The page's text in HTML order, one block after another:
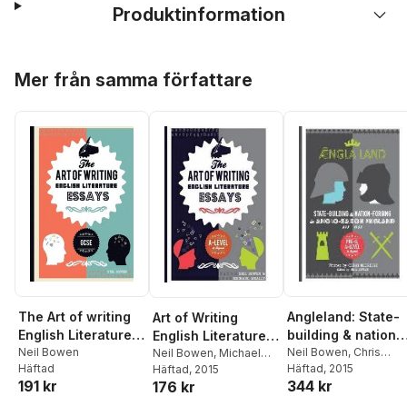
Produktinformation
Mer från samma författare
The Art of writing
English Literature
essays, for GCSE
Neil Bowen
Häftad
191 kr
Art of Writing
English Literature
Essays
Neil Bowen, Michael
Meally
Häftad, 2015
176 kr
Angleland: State-
building & nation-
forging in Anglo-
Saxon England,
593 - 1002
Neil Bowen, Chris
Eldridge
Häftad, 2015
344 kr